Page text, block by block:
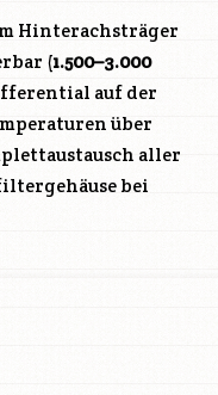
Hinterachsträger
(1.500–3.000
auf der
über
aller
bei